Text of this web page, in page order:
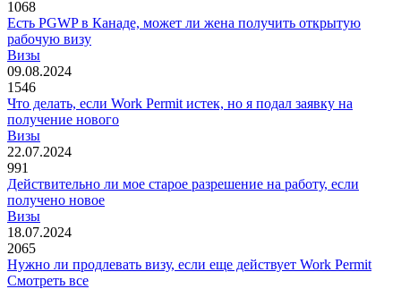
1068
Есть PGWP в Канаде, может ли жена получить открытую
рабочую визу
Визы
09.08.2024
1546
Что делать, если Work Permit истек, но я подал заявку на
получение нового
Визы
22.07.2024
991
Действительно ли мое старое разрешение на работу, если
получено новое
Визы
18.07.2024
2065
Нужно ли продлевать визу, если еще действует Work Permit
Смотреть все